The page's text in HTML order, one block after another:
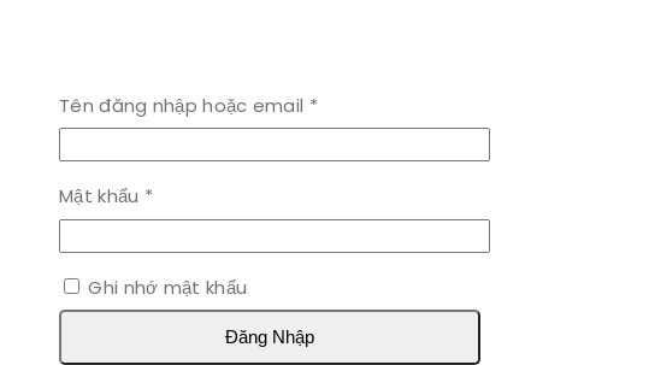
Tên đăng nhập hoặc email *Bắt
buộc
Mật khẩu *
buộc
Ghi nhớ mật khẩu
Đăng Nhập